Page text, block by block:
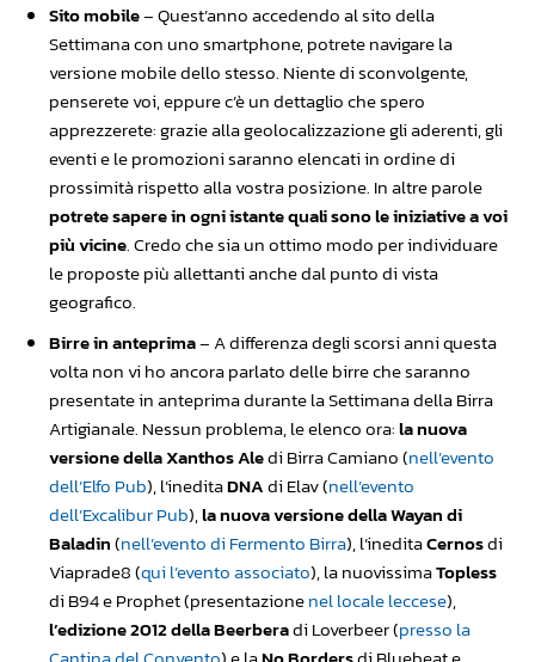
Sito mobile– Quest’anno accedendo al sito della
Settimana con uno smartphone, potrete navigare la
versione mobile dello stesso. Niente di sconvolgente,
penserete voi, eppure c’è un dettaglio che spero
apprezzerete: grazie alla geolocalizzazione gli aderenti, gli
eventi e le promozioni saranno elencati in ordine di
prossimità rispetto alla vostra posizione. In altre parole
potrete sapere in ogni istante quali sono le iniziative a voi
più vicine. Credo che sia un ottimo modo per individuare
le proposte più allettanti anche dal punto di vista
geografico.
Birre in anteprima– A differenza degli scorsi anni questa
volta non vi ho ancora parlato delle birre che saranno
presentate in anteprima durante la Settimana della Birra
Artigianale. Nessun problema, le elenco ora:la nuova
versione della Xanthos Aledi Birra Camiano (nell’evento
dell’Elfo Pub), l’ineditaDNAdi Elav (nell’evento
dell’Excalibur Pub),la nuova versione della Wayan di
Baladin(nell’evento di Fermento Birra), l’ineditaCernosdi
Viaprade8 (qui l’evento associato), la nuovissimaTopless
di B94 e Prophet (presentazionenel locale leccese),
l’edizione 2012 della Beerberadi Loverbeer (presso la